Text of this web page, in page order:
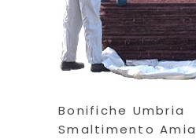
Bonifiche Umbria
Smaltimento